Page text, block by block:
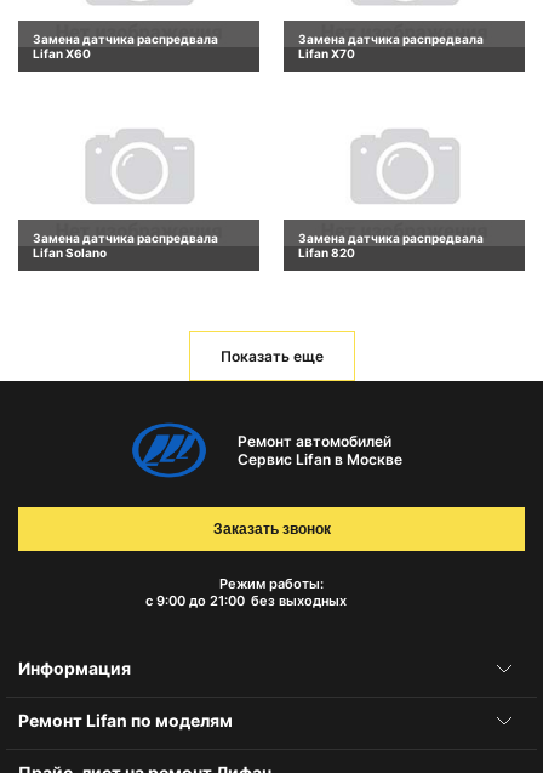
Замена датчика распредвала
Lifan X60
Замена датчика распредвала
Lifan X70
Замена датчика распредвала
Lifan Solano
Замена датчика распредвала
Lifan 820
Показать еще
Ремонт автомобилей
Сервис Lifan в Москве
Режим работы:
с 9:00 до 21:00 без выходных
Заказать звонок
Информация
Ремонт Lifan по моделям